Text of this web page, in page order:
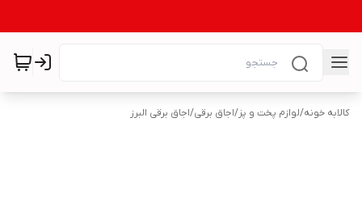
کالابه خونه/لوازم پخت و پز/اجاق برقی/اجاق برقی البرز